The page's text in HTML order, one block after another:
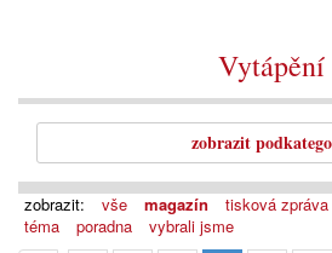
Vytápění
zobrazit
zobrazit: vše magazín tisková zpráva
téma
poradna vybrali jsme